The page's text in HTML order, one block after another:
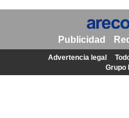
Publicidad
Advertencia legal
Grupo